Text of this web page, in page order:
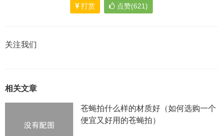
打赏 点赞(621)
关注我们
相关文章
苍蝇拍什么样的材质好（如何选购一个
便宜又好用的苍蝇拍）